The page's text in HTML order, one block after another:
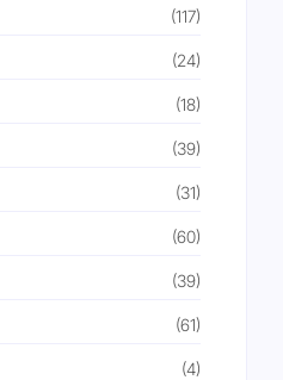
(117)
(24)
(18)
(39)
(31)
(60)
(39)
(61)
(4)